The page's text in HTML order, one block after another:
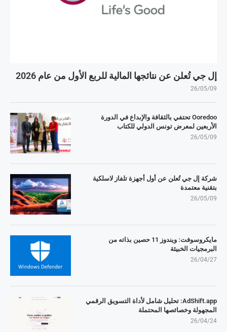
إل جي تُعلن عن نتائجها المالية للربع الأول من عام 2026
26/05/09
Ooredoo تحتفي بالثقافة والإبداع في الدورة
الأربعين لمعرض تونس الدولي للكتاب
26/05/09
شركة إل جي تُعلن عن أول أجهزة تلفاز لاسلكية
بتقنية معتمدة
26/05/09
مايكروسوفت: ويندوز 11 حصين بذاته من
البرمجيات الخبيثة
26/04/27
AdShift.app: تحليل شامل لأداة التسويق الرقمي
المجهولة وخصائصها المحتملة
26/04/24